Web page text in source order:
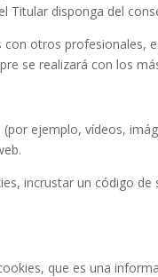
Titular disponga del
otros
se realizará con los
ejemplo, vídeos,
incrustar un código
que es una